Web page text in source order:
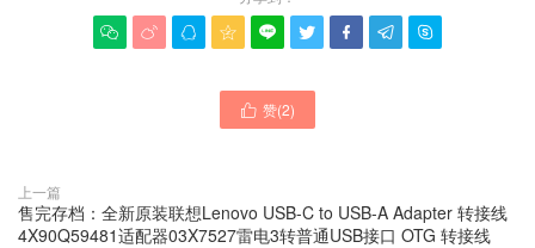
        
 赞(2)
上一篇
售完存档：全新原装联想Lenovo USB-C to USB-A Adapter 转接线
4X90Q59481适配器03X7527雷电3转普通USB接口 OTG 转接线